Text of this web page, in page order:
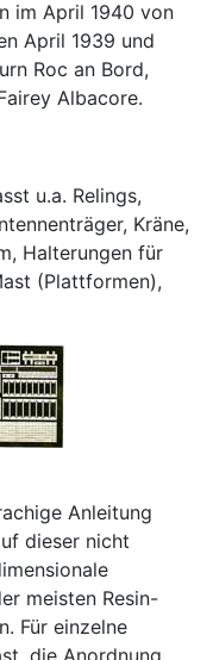
im April 1940 von
April 1939 und
Roc an Bord,
Albacore.
u.a. Relings,
Kräne,
Halterungen für
(Plattformen),
Anleitung
dieser nicht
meisten Resin-
Für einzelne
die Anordnung